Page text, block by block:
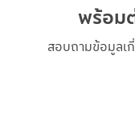
พร้อม
สอบถามข้อมูลเ